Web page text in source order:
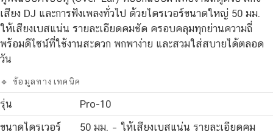
เสียง DJ และการฟังเพลงทั่วไป ด้วยไดรเวอร์ขนาดใหญ่ 50 มม.
ให้เสียงเบสแน่น รายละเอียดคมชัด ครอบคลุมทุกย่านความถี่
พร้อมดีไซน์ที่ใช้งานสะดวก พกพาง่าย และสวมใส่สบายได้ตลอด
วัน
🔹 ข้อมูลทางเทคนิค
รุ่น
Pro-10
ขนาดไดรเวอร์
50 มม. – ให้เสียงเบสแน่น รายละเอียดคม